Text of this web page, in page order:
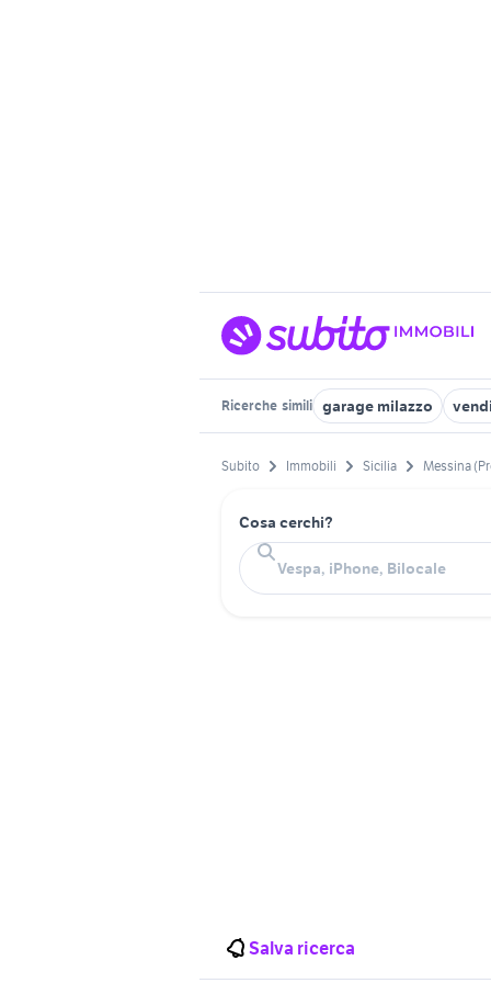
Ricerche simili garage milazzo
Subito Immobili Sicilia Messina
Cosa cerchi?
Salva ricerca